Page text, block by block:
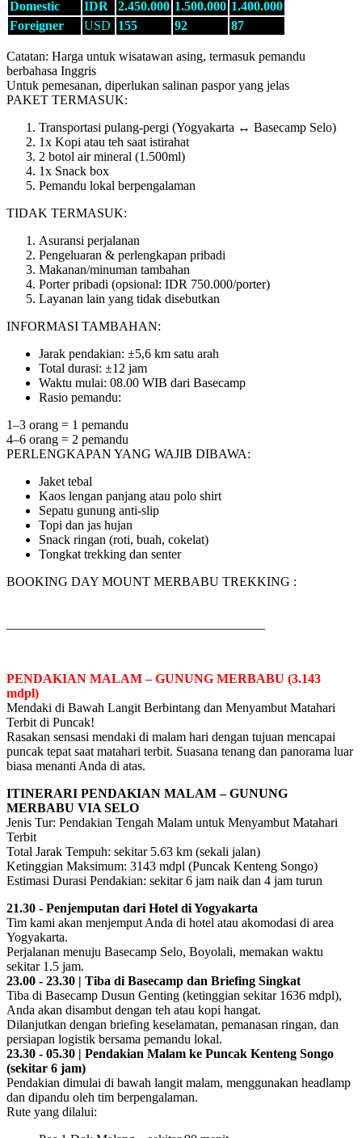
Domestic IDR 2.450.000 1.500.000 1.400.000
Foreigner
USD 155 92 87
Catatan: Harga untuk wisatawan asing, termasuk pemandu
berbahasa Inggris
Untuk pemesanan, diperlukan salinan paspor yang jelas
PAKET TERMASUK:
Transportasi pulang-pergi (Yogyakarta ↔ Basecamp Selo)
1x Kopi atau teh saat istirahat
2 botol air mineral (1.500ml)
1x Snack box
Pemandu lokal berpengalaman
TIDAK TERMASUK:
Asuransi perjalanan
Pengeluaran & perlengkapan pribadi
Makanan/minuman tambahan
Porter pribadi (opsional: IDR 750.000/porter)
Layanan lain yang tidak disebutkan
INFORMASI TAMBAHAN:
Jarak pendakian: ±5,6 km satu arah
Total durasi: ±12 jam
Waktu mulai: 08.00 WIB dari Basecamp
Rasio pemandu:
1–3 orang = 1 pemandu
4–6 orang = 2 pemandu
PERLENGKAPAN YANG WAJIB DIBAWA:
Jaket tebal
Kaos lengan panjang atau polo shirt
Sepatu gunung anti-slip
Topi dan jas hujan
Snack ringan (roti, buah, cokelat)
Tongkat trekking dan senter
BOOKING DAY MOUNT MERBABU TREKKING :
PENDAKIAN MALAM – GUNUNG MERBABU (3.143
mdpl)
Mendaki di Bawah Langit Berbintang dan Menyambut Matahari
Terbit di Puncak!
Rasakan sensasi mendaki di malam hari dengan tujuan mencapai
puncak tepat saat matahari terbit. Suasana tenang dan panorama luar
biasa menanti Anda di atas.
ITINERARI PENDAKIAN MALAM – GUNUNG
MERBABU VIA SELO
Jenis Tur: Pendakian Tengah Malam untuk Menyambut Matahari
Terbit
Total Jarak Tempuh: sekitar 5.63 km (sekali jalan)
Ketinggian Maksimum: 3143 mdpl (Puncak Kenteng Songo)
Estimasi Durasi Pendakian: sekitar 6 jam naik dan 4 jam turun
21.30 - Penjemputan dari Hotel di Yogyakarta
Tim kami akan menjemput Anda di hotel atau akomodasi di area
Yogyakarta.
Perjalanan menuju Basecamp Selo, Boyolali, memakan waktu
sekitar 1.5 jam.
23.00 - 23.30 | Tiba di Basecamp dan Briefing Singkat
Tiba di Basecamp Dusun Genting (ketinggian sekitar 1636 mdpl),
Anda akan disambut dengan teh atau kopi hangat.
Dilanjutkan dengan briefing keselamatan, pemanasan ringan, dan
persiapan logistik bersama pemandu lokal.
23.30 - 05.30 | Pendakian Malam ke Puncak Kenteng Songo
(sekitar 6 jam)
Pendakian dimulai di bawah langit malam, menggunakan headlamp
dan dipandu oleh tim berpengalaman.
Rute yang dilalui: